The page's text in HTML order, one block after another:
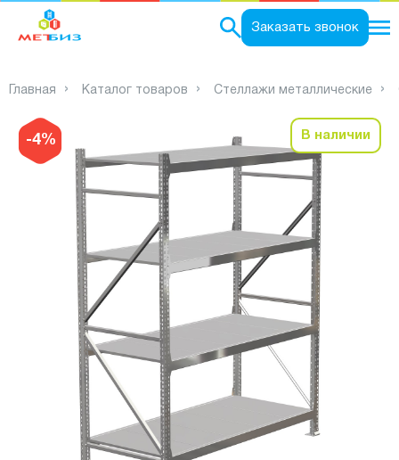
Заказать звонок
Главная Каталог товаров Стеллажи металлические
-4% В наличии